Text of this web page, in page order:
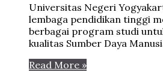
Universitas Negeri
lembaga pendidikan tinggi
berbagai program studi
kualitas Sumber Daya
Read More »